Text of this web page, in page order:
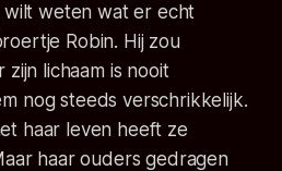
wilt weten wat er echt
Robin. Hij zou
lichaam is nooit
nog steeds verschrikkelijk.
haar leven heeft ze
haar ouders gedragen